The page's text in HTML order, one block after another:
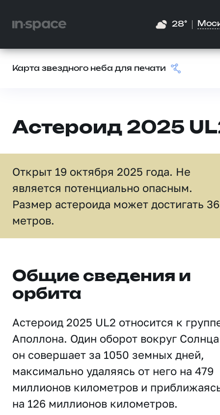
28°
Карта звездного неба для печати
Астероид 2025
Открыт 19 октября 2025 года. Не
является потенциально опасным.
Размер астероида может достигать 36
метров.
Общие сведения и
орбита
Астероид 2025 UL2 относится к
Аполлона. Один оборот вокруг Солнца
он совершает за 1050 земных дней,
максимально удаляясь от него на 479
миллионов километров и
на 126 миллионов километров.